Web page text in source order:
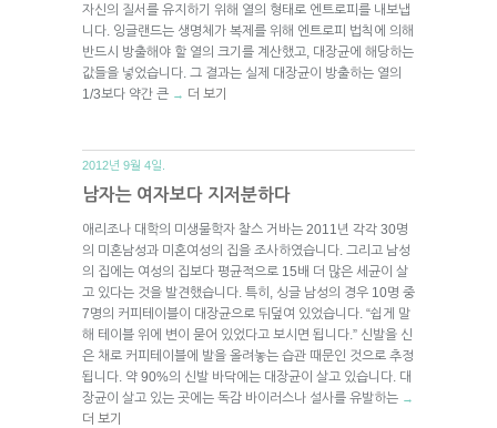
자신의 질서를 유지하기 위해 열의 형태로 엔트로피를 내보냅
니다. 잉글랜드는 생명체가 복제를 위해 엔트로피 법칙에 의해
반드시 방출해야 할 열의 크기를 계산했고, 대장균에 해당하는
값들을 넣었습니다. 그 결과는 실제 대장균이 방출하는 열의
1/3보다 약간 큰 → 더 보기
2012년 9월 4일.
남자는 여자보다 지저분하다
애리조나 대학의 미생물학자 찰스 거바는 2011년 각각 30명
의 미혼남성과 미혼여성의 집을 조사하였습니다. 그리고 남성
의 집에는 여성의 집보다 평균적으로 15배 더 많은 세균이 살
고 있다는 것을 발견했습니다. 특히, 싱글 남성의 경우 10명 중
7명의 커피테이블이 대장균으로 뒤덮여 있었습니다. “쉽게 말
해 테이블 위에 변이 묻어 있었다고 보시면 됩니다.” 신발을 신
은 채로 커피테이블에 발을 올려놓는 습관 때문인 것으로 추정
됩니다. 약 90%의 신발 바닥에는 대장균이 살고 있습니다. 대
장균이 살고 있는 곳에는 독감 바이러스나 설사를 유발하는 →
더 보기